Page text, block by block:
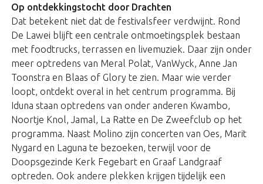
Op ontdekkingstocht door Drachten
Dat betekent niet dat de festivalsfeer verdwijnt. Rond
De Lawei blijft een centrale ontmoetingsplek bestaan
met foodtrucks, terrassen en livemuziek. Daar zijn onder
meer optredens van Meral Polat, VanWyck, Anne Jan
Toonstra en Blaas of Glory te zien. Maar wie verder
loopt, ontdekt overal in het centrum programma. Bij
Iduna staan optredens van onder anderen Kwambo,
Noortje Knol, Jamal, La Ratte en De Zweefclub op het
programma. Naast Molino zijn concerten van Oes, Marit
Nygard en Laguna te bezoeken, terwijl voor de
Doopsgezinde Kerk Fegebart en Graaf Landgraaf
optreden. Ook andere plekken krijgen tijdelijk een